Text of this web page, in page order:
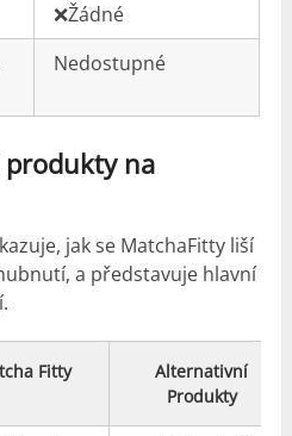
❌Žádné
Nedostupné
na
jak se MatchaFitty liší
a představuje hlavní
Fitty
Alternativní
Produkty